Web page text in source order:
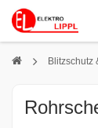
Blitzschutz